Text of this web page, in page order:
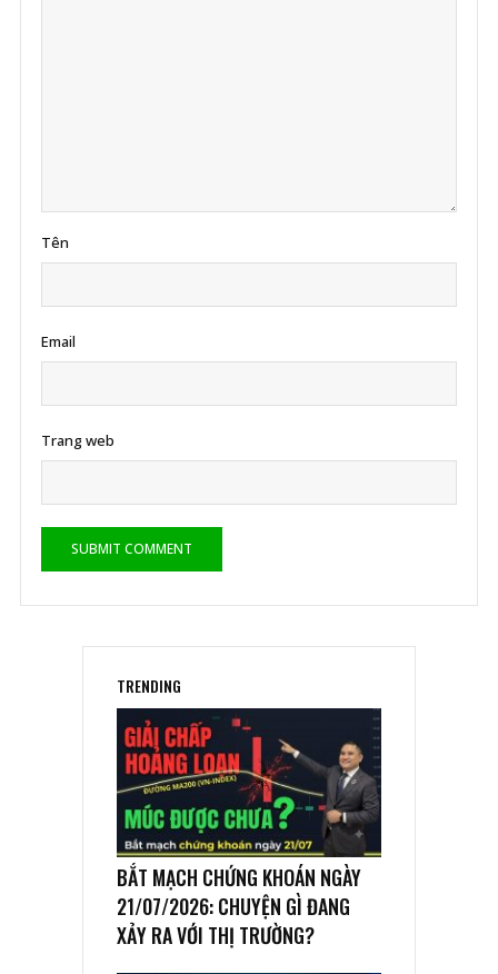
Tên
Email
Trang web
TRENDING
BẮT MẠCH CHỨNG KHOÁN NGÀY
21/07/2026: CHUYỆN GÌ ĐANG
XẢY RA VỚI THỊ TRƯỜNG?